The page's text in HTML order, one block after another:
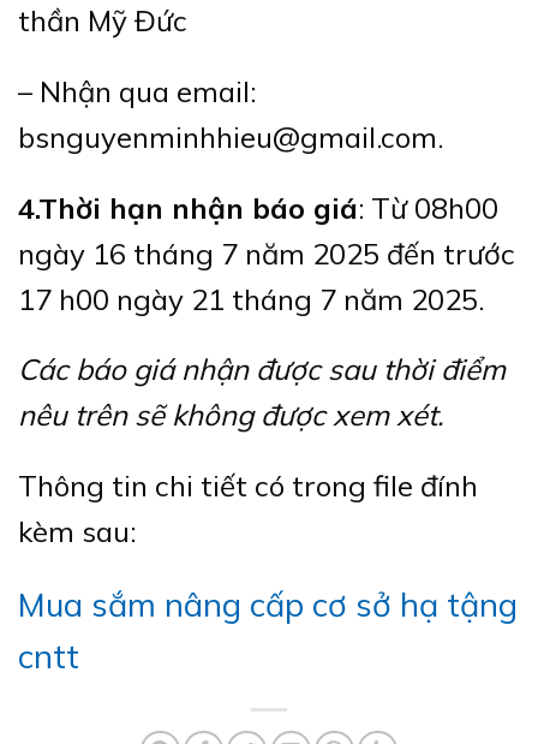
thần Mỹ Đức
– Nhận qua email:
bsnguyenminhhieu@gmail.com.
4.Thời hạn nhận báo giá: Từ 08h00
ngày 16 tháng 7 năm 2025 đến trước
17 h00 ngày 21 tháng 7 năm 2025.
Các báo giá nhận được sau thời điểm
nêu trên sẽ không được xem xét.
Thông tin chi tiết có trong file đính
kèm sau:
Mua sắm nâng cấp cơ sở hạ tậng
cntt